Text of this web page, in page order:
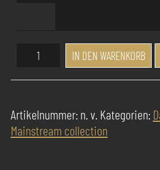
Success
Parfum
Menge
IN DEN WARENKORB
Artikelnummer:n. v. Kategorien:
Mainstream collection